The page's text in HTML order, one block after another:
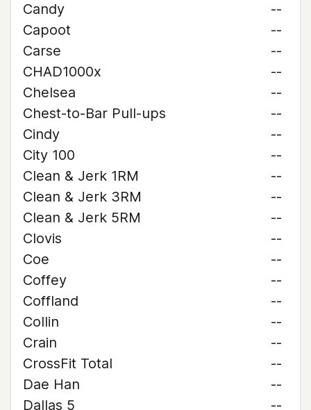
Candy
--
Capoot
--
Carse
--
CHAD1000x
--
Chelsea
--
Chest-to-Bar Pull-ups
--
Cindy
--
City 100
--
Clean & Jerk 1RM
--
Clean & Jerk 3RM
--
Clean & Jerk 5RM
--
Clovis
--
Coe
--
Coffey
--
Coffland
--
Collin
--
Crain
--
CrossFit Total
--
Dae Han
--
Dallas 5
--